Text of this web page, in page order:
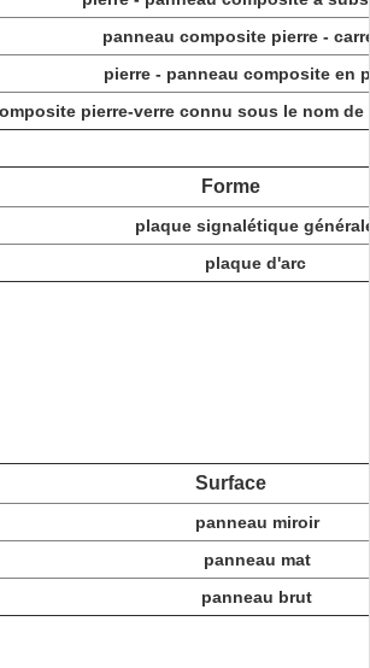
panneau composite pierre -
pierre - panneau composite en
pierre-verre connu sous le nom
Forme
plaque signalétique
plaque d'arc
Surface
panneau miroir
panneau mat
panneau brut